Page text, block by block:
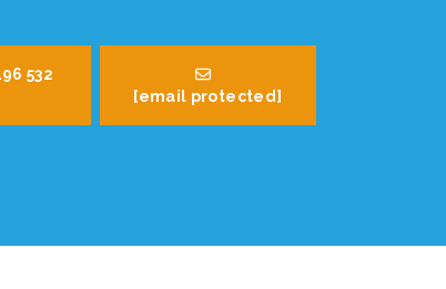
532
[email protected]